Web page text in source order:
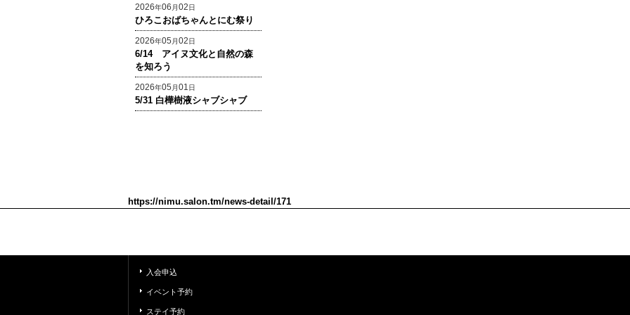
2026年06 月02日
ひろこおばちゃんとにむ祭り
2026年05 月02日
6/14 アイヌ文化と自然の森
を知ろう
2026年05 月01日
5/31 白樺樹液シャブシャブ
https://nimu.salon.tm/news-detail/171
入会申込
イベント予約
ステイ予約